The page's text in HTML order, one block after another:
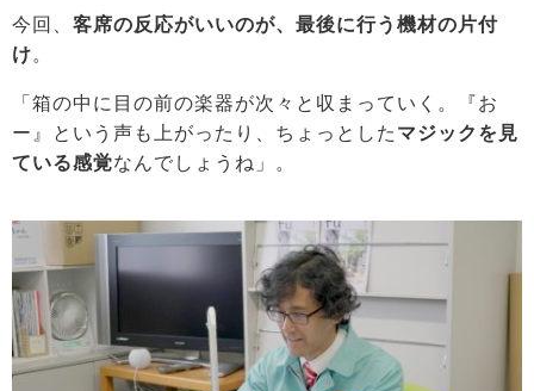
今回、 客席の反応がいいのが、最後に行う機材の片付
け。
「箱の中に目の前の楽器が次々と収まっていく。『お
ー』という声も上がったり、ちょっとした マジックを見
ている感覚なんでしょうね」。